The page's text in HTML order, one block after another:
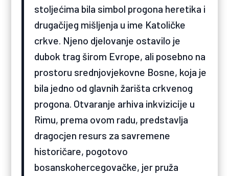
stoljećima bila simbol progona heretika i
drugačijeg mišljenja u ime Katoličke
crkve. Njeno djelovanje ostavilo je
dubok trag širom Evrope, ali posebno na
prostoru srednjovjekovne Bosne, koja je
bila jedno od glavnih žarišta crkvenog
progona. Otvaranje arhiva inkvizicije u
Rimu, prema ovom radu, predstavlja
dragocjen resurs za savremene
historičare, pogotovo
bosanskohercegovačke, jer pruža